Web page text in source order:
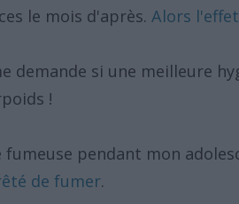
le mois d'après. Alors
demande si une meilleure
!
fumeuse pendant mon
de fumer.